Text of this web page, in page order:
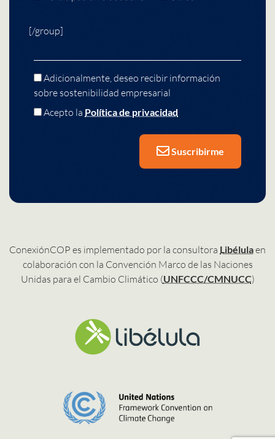
[/group]
Adicionalmente, deseo recibir información
sobre sostenibilidad empresarial
Acepto la Política de privacidad
Suscribirme
ConexiónCOP es implementado por la consultora Libélulaen
colaboración con la Convención Marco de las Naciones
Unidas para el Cambio Climático (UNFCCC/CMNUCC)